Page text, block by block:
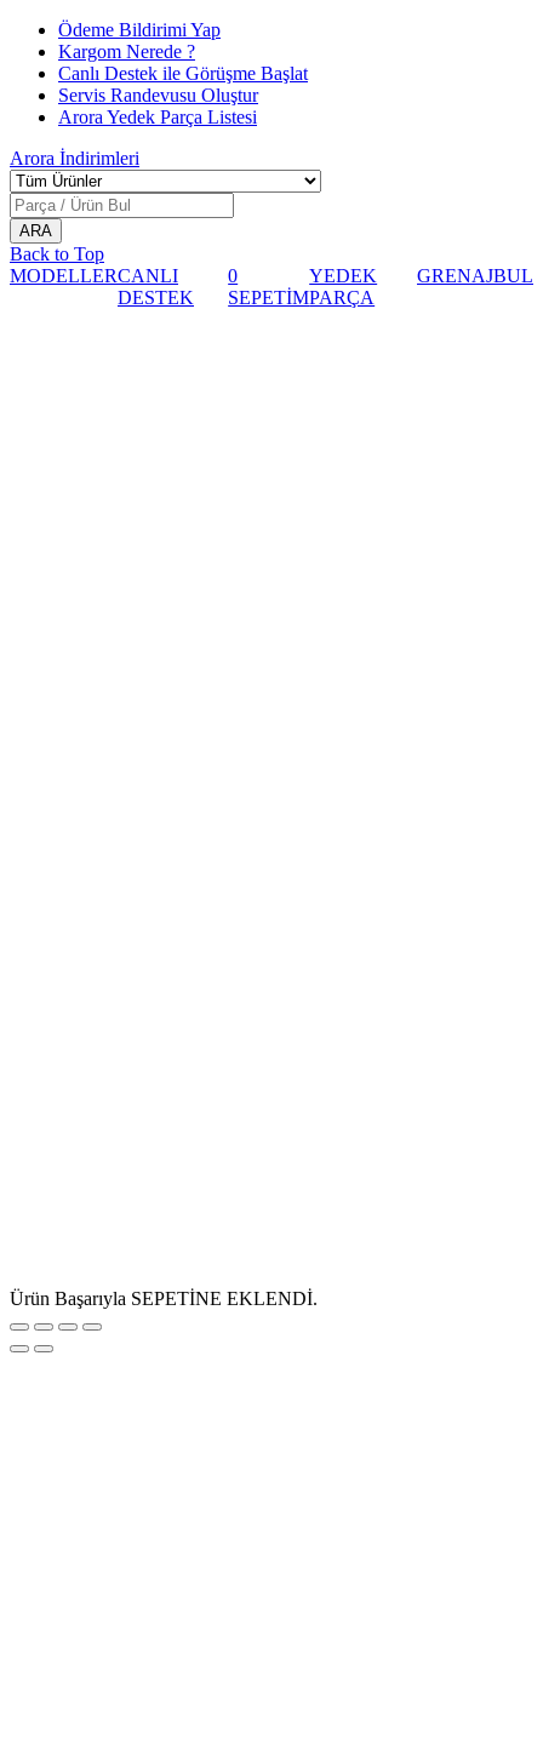
Ödeme Bildirimi Yap
Kargom Nerede ?
Canlı Destek ile Görüşme Başlat
Servis Randevusu Oluştur
Arora Yedek Parça Listesi
Arora İndirimleri
Back to Top
MODELLERCANLI
DESTEK
0
SEPETİM
YEDEK
PARÇA
GRENAJBUL
Ürün Başarıyla SEPETİNE EKLENDİ.